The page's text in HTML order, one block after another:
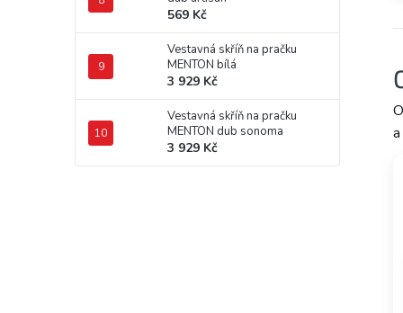
569 Kč
Vestavná skříň na pračku
MENTON bílá
3 929 Kč
Vestavná skříň na pračku
MENTON dub sonoma
3 929 Kč